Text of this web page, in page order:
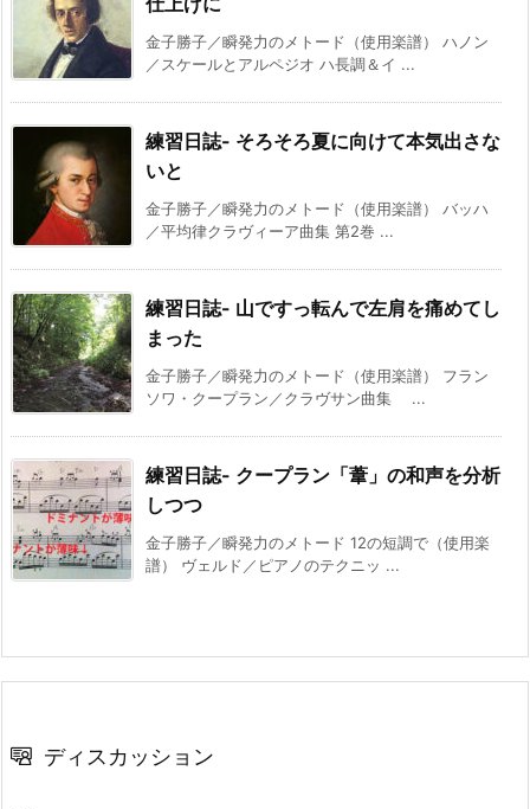
金子勝子／瞬発力のメトード（使用楽譜） ハノン
／スケールとアルペジオ ハ長調＆イ ...
練習日誌- そろそろ夏に向けて本気出さな
いと
金子勝子／瞬発力のメトード（使用楽譜） バッハ
／平均律クラヴィーア曲集 第2巻 ...
練習日誌- 山ですっ転んで左肩を痛めてし
まった
金子勝子／瞬発力のメトード（使用楽譜） フラン
ソワ・クープラン／クラヴサン曲集 ...
練習日誌- クープラン「葦」の和声を分析
しつつ
金子勝子／瞬発力のメトード 12の短調で（使用楽
譜） ヴェルド／ピアノのテクニッ ...
ディスカッション